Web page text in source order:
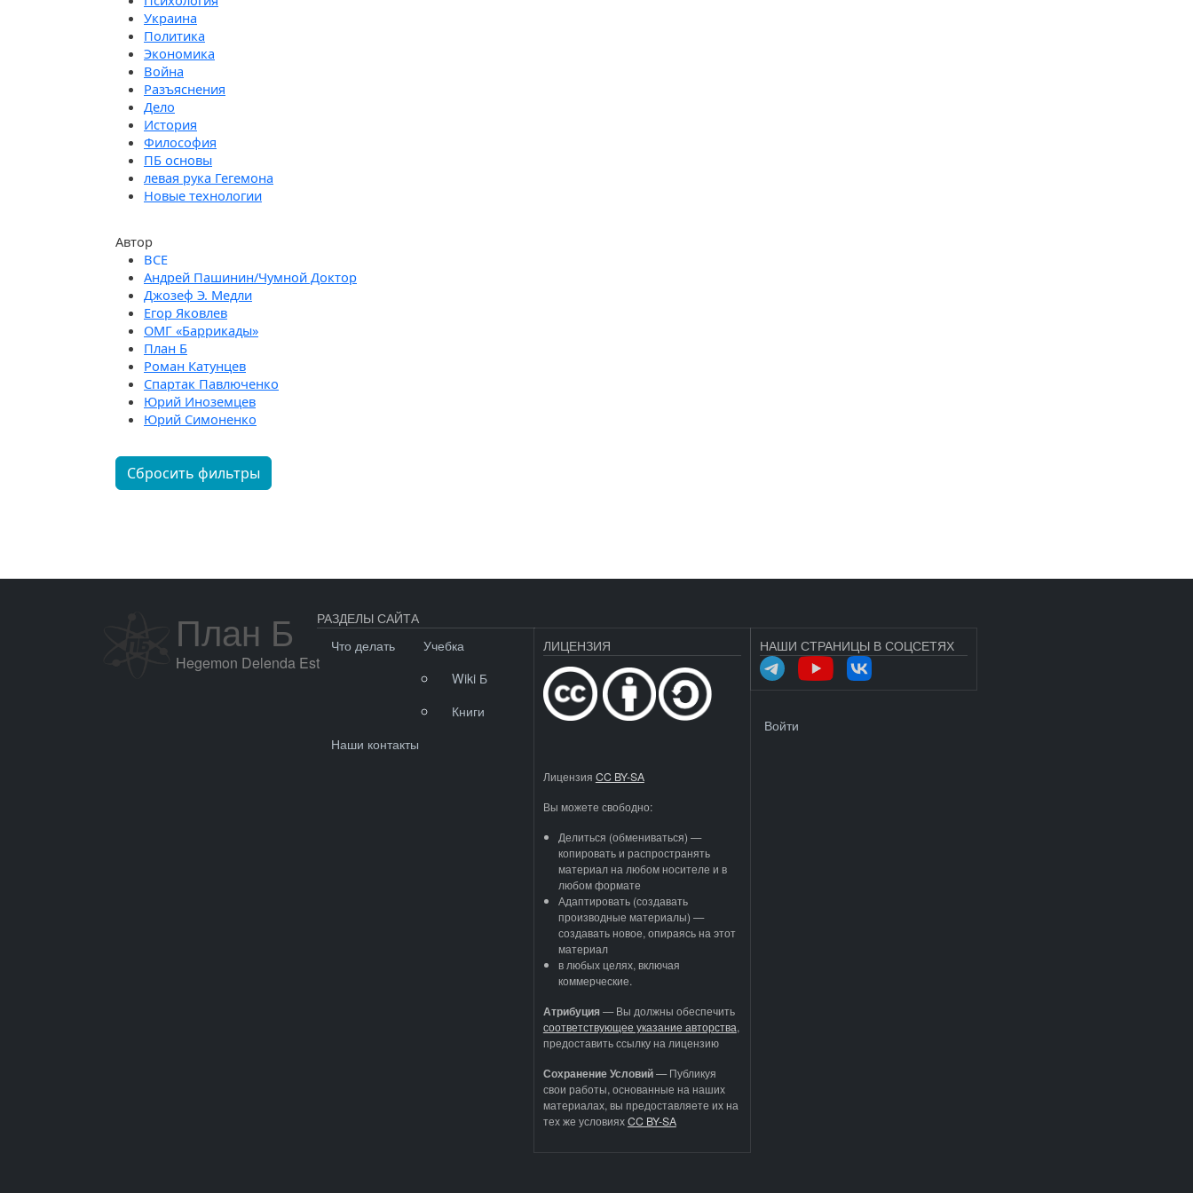
Украина
Политика
Экономика
Война
Разъяснения
Дело
История
Философия
ПБ основы
левая рука Гегемона
Новые технологии
Автор
Андрей Пашинин/Чумной Доктор
Джозеф Э. Медли
Егор Яковлев
ОМГ «Баррикады»
План Б
Роман Катунцев
Спартак Павлюченко
Юрий Иноземцев
Юрий Симоненко
Сбросить фильтры
План Б
Hegemon Delenda Est
РАЗДЕЛЫ САЙТА
Что делать
Учебка
Wiki Б
Книги
Наши контакты
ЛИЦЕНЗИЯ
Лицензия CC BY-SA
Вы можете свободно:
Делиться (обмениваться) —
копировать и распространять
материал на любом носителе и в
любом формате
Адаптировать (создавать
производные материалы) —
создавать новое, опираясь на этот
материал
в любых целях, включая
коммерческие.
Атрибуция—Вы должны обеспечить
соответствующее указание авторства,
предоставить ссылку на лицензию
Сохранение Условий— Публикуя
свои работы, основанные на наших
материалах, вы предоставляете их на
тех же условияхCC BY-SA
НАШИ СТРАНИЦЫ В СОЦСЕТЯХ
Войти